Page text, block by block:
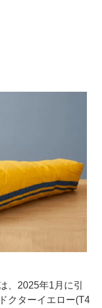
、2025年1月に引
クターイエロー(T4